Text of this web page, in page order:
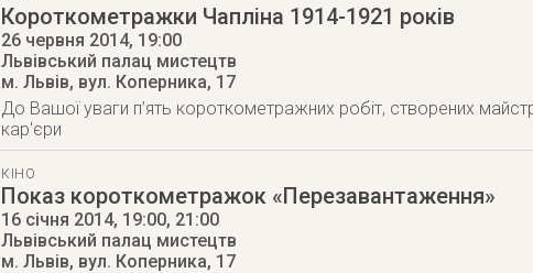
Короткометражки Чапліна 1914-1921 років
26 червня 2014, 19:00
Львівський палац мистецтв
м. Львів, вул. Коперника, 17
До Вашої уваги п’ять короткометражних робіт, створених
кар'єри
КІНО
Показ короткометражок «Перезавантаження»
16 січня 2014, 19:00, 21:00
Львівський палац мистецтв
м. Львів, вул. Коперника, 17